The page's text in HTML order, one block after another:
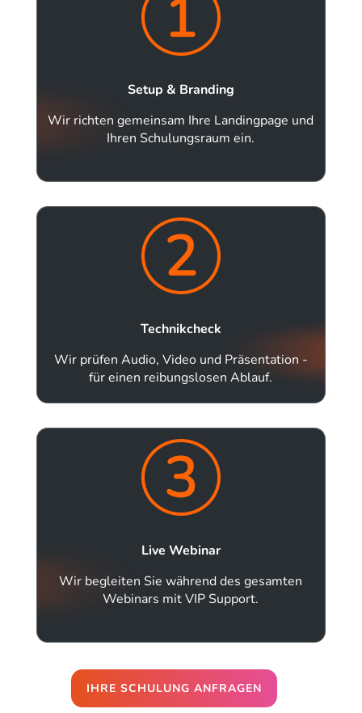
Setup & Branding
Wir richten gemeinsam Ihre Landingpage und
Ihren Schulungsraum ein.
Technikcheck
Wir prüfen Audio, Video und Präsentation -
für einen reibungslosen Ablauf.
Live Webinar
Wir begleiten Sie während des gesamten
Webinars mit VIP Support.
IHRE SCHULUNG ANFRAGEN